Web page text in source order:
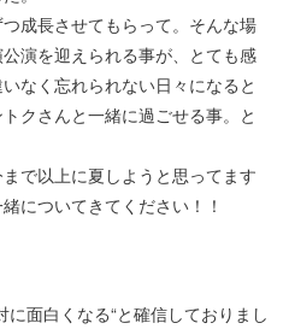
成長させてもらって。そんな場
演を迎えられる事が、とても感
なく忘れられない日々になると
クさんと一緒に過ごせる事。と
で以上に夏しようと思ってます
についてきてください！！
面白くなる“と確信しておりまし